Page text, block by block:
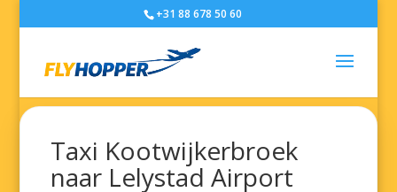
+31 88 678 50 60
Taxi Kootwijkerbroek
naar Lelystad Airport